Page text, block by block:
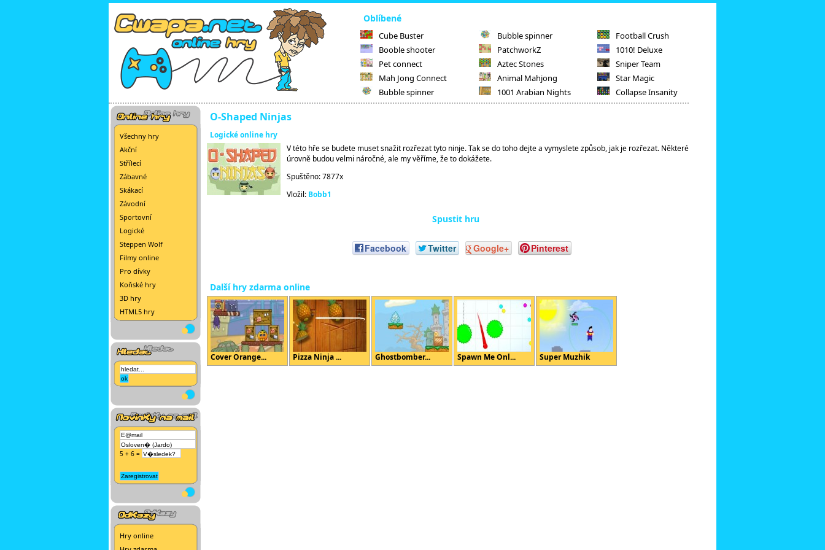
Oblíbené
Cube Buster
Booble shooter
Pet connect
Mah Jong Connect
Bubble spinner
Bubble spinner
PatchworkZ
Aztec Stones
Animal Mahjong
1001 Arabian Nights
Football Crush
1010! Deluxe
Sniper Team
Star Magic
Collapse Insanity
Všechny hry
Akční
Střílecí
Zábavné
Skákací
Závodní
Sportovní
Logické
Steppen Wolf
Filmy online
Pro dívky
Koňské hry
3D hry
HTML5 hry
5 + 6 =
Hry online
O-Shaped Ninjas
Logické online hry
V této hře se budete muset snažit rozřezat tyto ninje. Tak se do toho dejte a vymyslete způsob, jak je rozřezat. Některé
úrovně budou velmi náročné, ale my věříme, že to dokážete.
Spuštěno: 7877x
Vložil: Bobb1
Spustit hru
Facebook Twitter Google+ Pinterest
Další hry zdarma online
Cover Orange... Pizza Ninja ... Ghostbomber... Spawn Me Onl... Super Muzhik